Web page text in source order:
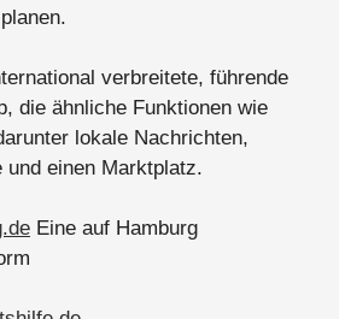
verbreitete, führende
die ähnliche Funktionen wie
lokale Nachrichten,
und einen Marktplatz.
Eine auf Hamburg